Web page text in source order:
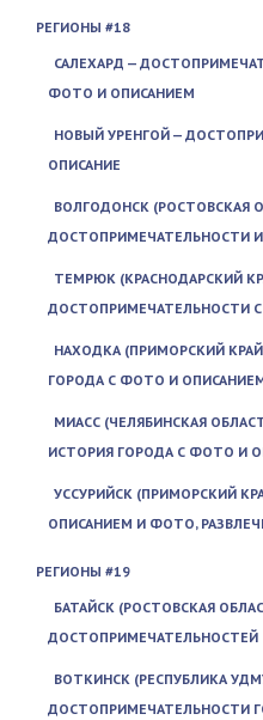
РЕГИОНЫ #18
САЛЕХАРД —
ФОТО И ОПИСАНИЕМ
НОВЫЙ УРЕНГОЙ —
ОПИСАНИЕ
ВОЛГОДОНСК (РОСТОВСКАЯ
ДОСТОПРИМЕЧАТЕЛЬНОСТИ
ТЕМРЮК (КРАСНОДАРСКИЙ
ДОСТОПРИМЕЧАТЕЛЬНОСТИ
НАХОДКА (ПРИМОРСКИЙ
ГОРОДА С ФОТО И
МИАСС (ЧЕЛЯБИНСКАЯ
ИСТОРИЯ ГОРОДА С ФОТО И
УССУРИЙСК (ПРИМОРСКИЙ
ОПИСАНИЕМ И ФОТО,
РЕГИОНЫ #19
БАТАЙСК (РОСТОВСКАЯ
ДОСТОПРИМЕЧАТЕЛЬНОСТЕЙ
ВОТКИНСК (РЕСПУБЛИКА
ДОСТОПРИМЕЧАТЕЛЬНОСТИ